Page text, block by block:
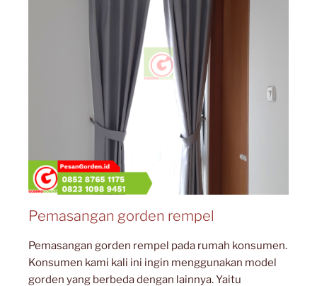
Pemasangan gorden rempel
Pemasangan gorden rempel pada rumah konsumen.
Konsumen kami kali ini ingin menggunakan model
gorden yang berbeda dengan lainnya. Yaitu